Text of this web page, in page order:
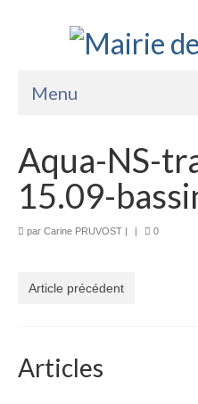
Menu
La Mairie
Vie Pratique
Enfance Jeunesse
Aqua-NS-
15.09-
par Carine PRUVOST | | 0
Article précédent
Articles